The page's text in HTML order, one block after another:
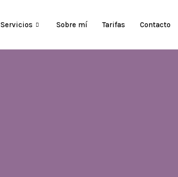
Servicios Sobre mí Tarifas Contacto